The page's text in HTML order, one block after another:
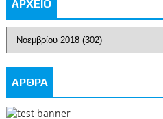
ΑΡΧΕΙΟ
ΑΡΘΡΑ